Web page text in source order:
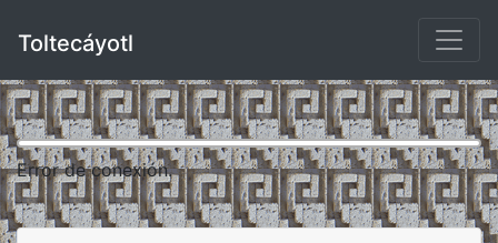
Toltecáyotl
Error de conexión.